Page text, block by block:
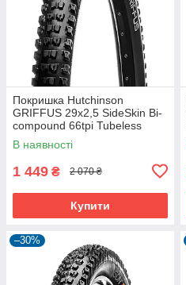
Покришка Hutchinson
GRIFFUS 29х2,5 SideSkin Bi-
compound 66tpi Tubeless
Ready Складна Black
В наявності
1 449 ₴ 2 070 ₴
Купити
–30%